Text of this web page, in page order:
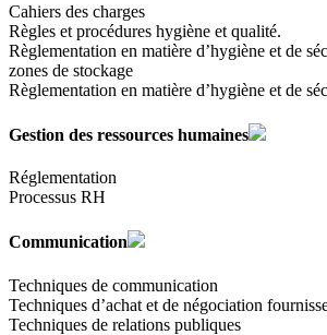
Cahiers des charges
Règles et procédures hygiène et qualité.
Règlementation en matière d’hygiène et de
zones de stockage
Règlementation en matière d’hygiène et de
Gestion des ressources humaines
Réglementation
Processus RH
Communication
Techniques de communication
Techniques d’achat et de négociation
Techniques de relations publiques